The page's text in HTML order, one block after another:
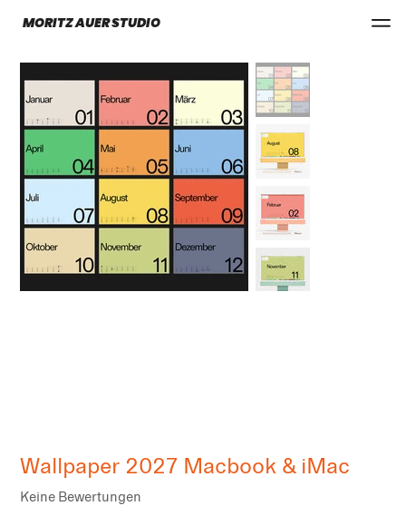
MORITZ AUER STUDIO
Wallpaper 2027 Macbook & iMac
Keine Bewertungen